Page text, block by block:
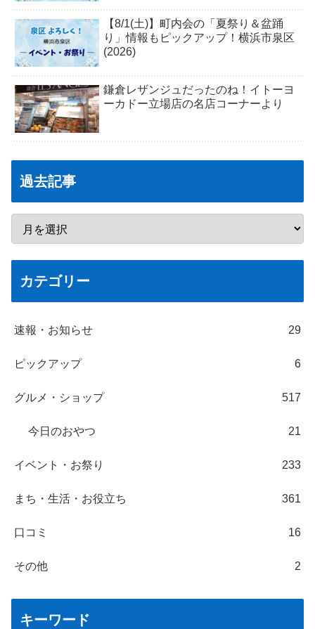
【8/1(土)】町内会の「夏祭り＆盆踊
り」情報もピックアップ！横浜市泉区
(2026)
鎌倉レザンジュだったのね！イトーヨ
ーカドー立場店の名店コーナーより
過去記事
カテゴリー
速報・お知らせ 29
ピックアップ 6
グルメ・ショップ 517
今日のおやつ 21
イベント・お祭り 233
まち・生活・お役立ち 361
口コミ 16
その他 2
キーワード